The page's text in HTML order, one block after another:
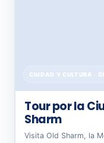
CIUDAD Y CULTURA ·
Tour por la
Sharm
Visita Old Sharm, la